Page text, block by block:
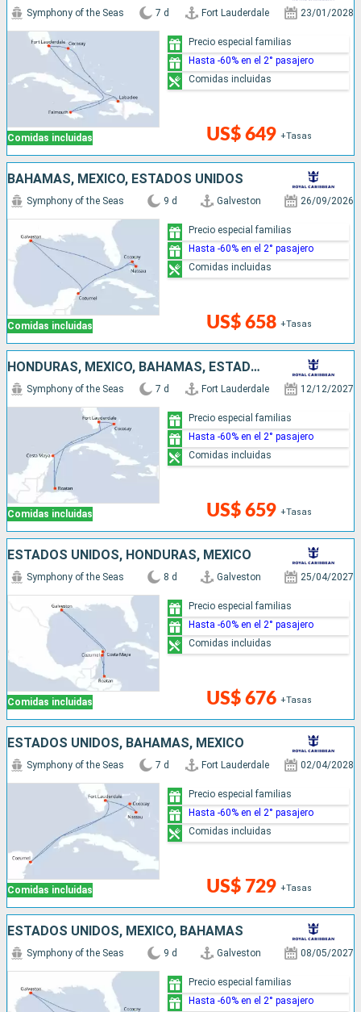
Comidas incluidas
Symphony of the Seas 7 d Fort Lauderdale 23/01/2028
US$ 649 +Tasas
Precio especial familias
Hasta -60% en el 2° pasajero
Comidas incluidas
BAHAMAS, MÉXICO, ESTADOS UNIDOS
Comidas incluidas
Symphony of the Seas 9 d Galveston 26/09/2026
US$ 658 +Tasas
Precio especial familias
Hasta -60% en el 2° pasajero
Comidas incluidas
HONDURAS, MÉXICO, BAHAMAS, ESTADOS UNIDOS
Comidas incluidas
Symphony of the Seas 7 d Fort Lauderdale 12/12/2027
US$ 659 +Tasas
Precio especial familias
Hasta -60% en el 2° pasajero
Comidas incluidas
ESTADOS UNIDOS, HONDURAS, MÉXICO
Comidas incluidas
Symphony of the Seas 8 d Galveston 25/04/2027
US$ 676 +Tasas
Precio especial familias
Hasta -60% en el 2° pasajero
Comidas incluidas
ESTADOS UNIDOS, BAHAMAS, MÉXICO
Comidas incluidas
Symphony of the Seas 7 d Fort Lauderdale 02/04/2028
US$ 729 +Tasas
Precio especial familias
Hasta -60% en el 2° pasajero
Comidas incluidas
ESTADOS UNIDOS, MÉXICO, BAHAMAS
Symphony of the Seas 9 d Galveston 08/05/2027
Precio especial familias
Hasta -60% en el 2° pasajero